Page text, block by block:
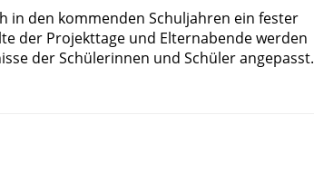
in den kommenden Schuljahren ein fester
der Projekttage und Elternabende werden
der Schülerinnen und Schüler angepasst.